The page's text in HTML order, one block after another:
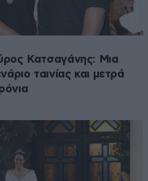
Κατσαγάνης: Μια
ταινίας και μετρά